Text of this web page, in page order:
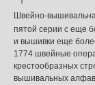
Швейно-
пятой серии с еще
и вышивки еще
1774 швейные
крестообразных
вышивальных